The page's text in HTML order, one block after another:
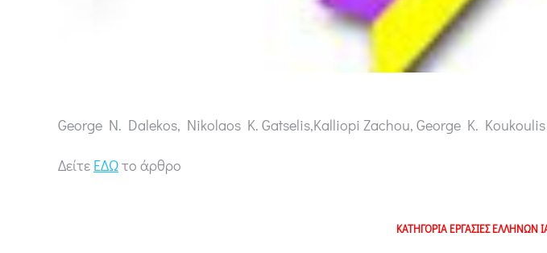
George N. Dalekos, Nikolaos K. Gatselis,Kalliopi Zachou, George K. Koukoulis
Δείτε ΕΔΩτο άρθρο
ΚΑΤΗΓΟΡΙΑ ΕΡΓΑΣΙΕΣ ΕΛΛΗΝΩΝ